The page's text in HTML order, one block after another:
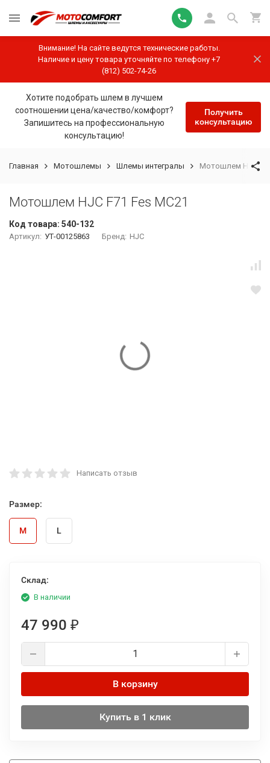
Внимание! На сайте ведутся технические работы.
Наличие и цену товара уточняйте по телефону +7
(812) 502-74-26
Хотите подобрать шлем в лучшем
соотношении цена/качество/комфорт?
Запишитесь на профессиональную
консультацию!
Получить
консультацию
Главная Мотошлемы Шлемы интегралы Мотошлем HJC
Мотошлем HJC F71 Fes MC21
Код товара: 540-132
Артикул: УТ-00125863 Бренд: HJC
Написать отзыв
Размер:
M L
Склад:
В наличии
47 990 ₽
В корзину
Купить в 1 клик